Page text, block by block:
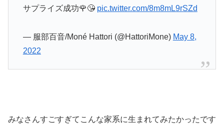
サプライズ成功🌹😘 pic.twitter.com/8m8mL9rSZd
— 服部百音/Moné Hattori (@HattoriMone) May 8,
2022
みなさんすごすぎてこんな家系に生まれてみたかったです